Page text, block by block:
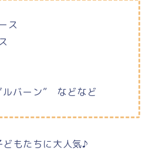
ス
ルバーン” などなど
もたちに大人気♪